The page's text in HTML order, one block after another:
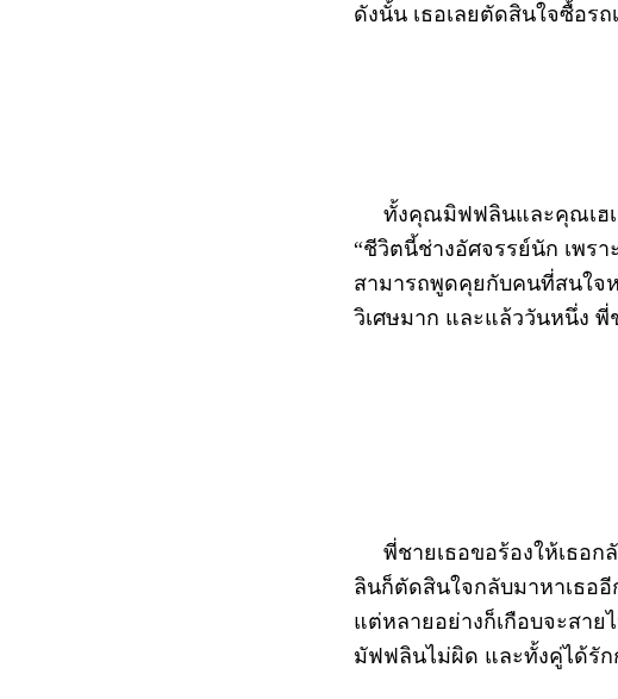
ดังนั้น เธอเลยตัดสินใจซื้อร
ทั้งคุณมิฟฟลินและคุณเฮเล
“ชีวิตนี้ช่างอัศจรรย์นัก เพร
สามารถพูดคุยกับคนที่สนใจ
วิเศษมาก และแล้ววันหนึ่ง พี่
พี่ชายเธอขอร้องให้เธอก
ลินก็ตัดสินใจกลับมาหาเธออี
แต่หลายอย่างก็เกือบจะสา
มัฟฟลินไม่ผิด และทั้งคู่ได้รั